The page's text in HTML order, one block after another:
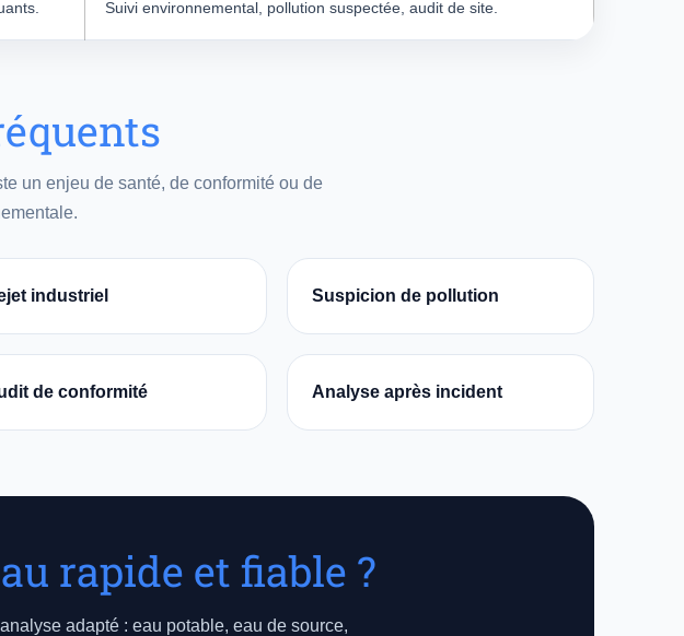
Suivi environnemental, pollution suspectée, audit de site.
un enjeu de santé, de conformité ou de
industriel Suspicion de pollution
de conformité Analyse après incident
rapide et fiable ?
adapté : eau potable, eau de source,